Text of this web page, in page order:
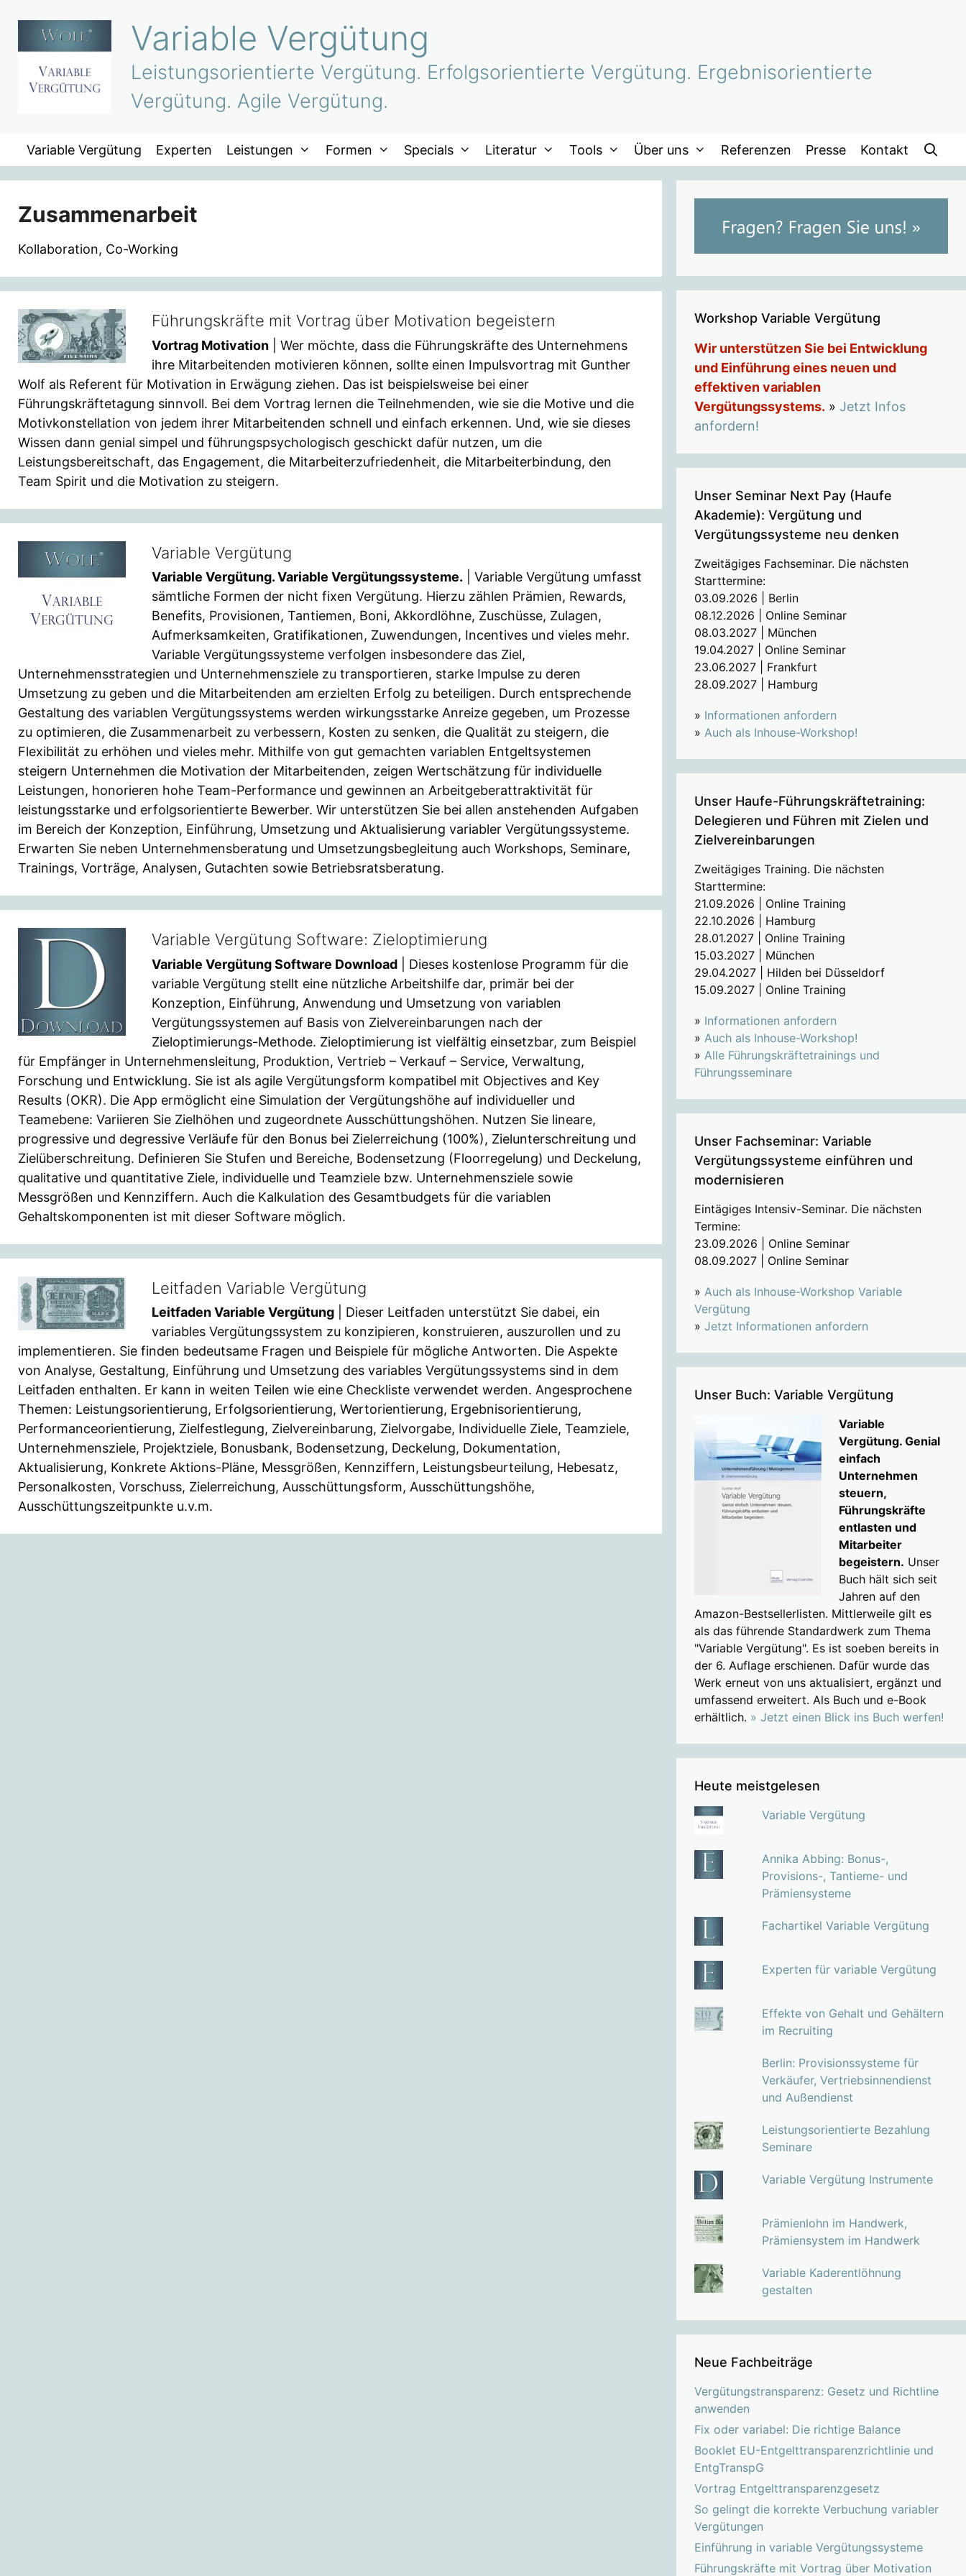
springen
Variable Vergütung
Leistungsorientierte Vergütung. Erfolgsorientierte Vergütung. Ergebnisorientierte
Vergütung. Agile Vergütung.
Variable Vergütung Experten Leistungen Formen Specials Literatur Tools Über uns Referenzen Presse Kontakt
Zusammenarbeit
Kollaboration, Co-Working
Führungskräfte mit Vortrag über Motivation begeistern
Vortrag Motivation | Wer möchte, dass die Führungskräfte des Unternehmens
ihre Mitarbeitenden motivieren können, sollte einen Impulsvortrag mit Gunther
Wolf als Referent für Motivation in Erwägung ziehen. Das ist beispielsweise bei einer
Führungskräftetagung sinnvoll. Bei dem Vortrag lernen die Teilnehmenden, wie sie die Motive und die
Motivkonstellation von jedem ihrer Mitarbeitenden schnell und einfach erkennen. Und, wie sie dieses
Wissen dann genial simpel und führungspsychologisch geschickt dafür nutzen, um die
Leistungsbereitschaft, das Engagement, die Mitarbeiterzufriedenheit, die Mitarbeiterbindung, den
Team Spirit und die Motivation zu steigern.
Variable Vergütung
Variable Vergütung. Variable Vergütungssysteme. | Variable Vergütung umfasst
sämtliche Formen der nicht fixen Vergütung. Hierzu zählen Prämien, Rewards,
Benefits, Provisionen, Tantiemen, Boni, Akkordlöhne, Zuschüsse, Zulagen,
Aufmerksamkeiten, Gratifikationen, Zuwendungen, Incentives und vieles mehr.
Variable Vergütungssysteme verfolgen insbesondere das Ziel,
Unternehmensstrategien und Unternehmensziele zu transportieren, starke Impulse zu deren
Umsetzung zu geben und die Mitarbeitenden am erzielten Erfolg zu beteiligen. Durch entsprechende
Gestaltung des variablen Vergütungssystems werden wirkungsstarke Anreize gegeben, um Prozesse
zu optimieren, die Zusammenarbeit zu verbessern, Kosten zu senken, die Qualität zu steigern, die
Flexibilität zu erhöhen und vieles mehr. Mithilfe von gut gemachten variablen Entgeltsystemen
steigern Unternehmen die Motivation der Mitarbeitenden, zeigen Wertschätzung für individuelle
Leistungen, honorieren hohe Team-Performance und gewinnen an Arbeitgeberattraktivität für
leistungsstarke und erfolgsorientierte Bewerber. Wir unterstützen Sie bei allen anstehenden Aufgaben
im Bereich der Konzeption, Einführung, Umsetzung und Aktualisierung variabler Vergütungssysteme.
Erwarten Sie neben Unternehmensberatung und Umsetzungsbegleitung auch Workshops, Seminare,
Trainings, Vorträge, Analysen, Gutachten sowie Betriebsratsberatung.
Variable Vergütung Software: Zieloptimierung
Variable Vergütung Software Download | Dieses kostenlose Programm für die
variable Vergütung stellt eine nützliche Arbeitshilfe dar, primär bei der
Konzeption, Einführung, Anwendung und Umsetzung von variablen
Vergütungssystemen auf Basis von Zielvereinbarungen nach der
Zieloptimierungs-Methode. Zieloptimierung ist vielfältig einsetzbar, zum Beispiel
für Empfänger in Unternehmensleitung, Produktion, Vertrieb – Verkauf – Service, Verwaltung,
Forschung und Entwicklung. Sie ist als agile Vergütungsform kompatibel mit Objectives and Key
Results (OKR). Die App ermöglicht eine Simulation der Vergütungshöhe auf individueller und
Teamebene: Variieren Sie Zielhöhen und zugeordnete Ausschüttungshöhen. Nutzen Sie lineare,
progressive und degressive Verläufe für den Bonus bei Zielerreichung (100%), Zielunterschreitung und
Zielüberschreitung. Definieren Sie Stufen und Bereiche, Bodensetzung (Floorregelung) und Deckelung,
qualitative und quantitative Ziele, individuelle und Teamziele bzw. Unternehmensziele sowie
Messgrößen und Kennziffern. Auch die Kalkulation des Gesamtbudgets für die variablen
Gehaltskomponenten ist mit dieser Software möglich.
Leitfaden Variable Vergütung
Leitfaden Variable Vergütung | Dieser Leitfaden unterstützt Sie dabei, ein
variables Vergütungssystem zu konzipieren, konstruieren, auszurollen und zu
implementieren. Sie finden bedeutsame Fragen und Beispiele für mögliche Antworten. Die Aspekte
von Analyse, Gestaltung, Einführung und Umsetzung des variables Vergütungssystems sind in dem
Leitfaden enthalten. Er kann in weiten Teilen wie eine Checkliste verwendet werden. Angesprochene
Themen: Leistungsorientierung, Erfolgsorientierung, Wertorientierung, Ergebnisorientierung,
Performanceorientierung, Zielfestlegung, Zielvereinbarung, Zielvorgabe, Individuelle Ziele, Teamziele,
Unternehmensziele, Projektziele, Bonusbank, Bodensetzung, Deckelung, Dokumentation,
Aktualisierung, Konkrete Aktions-Pläne, Messgrößen, Kennziffern, Leistungsbeurteilung, Hebesatz,
Personalkosten, Vorschuss, Zielerreichung, Ausschüttungsform, Ausschüttungshöhe,
Ausschüttungszeitpunkte u.v.m.
Workshop Variable Vergütung
Wir unterstützen Sie bei Entwicklung
und Einführung eines neuen und
effektiven variablen
Vergütungssystems. » Jetzt Infos
anfordern!
Unser Seminar Next Pay (Haufe
Akademie): Vergütung und
Vergütungssysteme neu denken
Zweitägiges Fachseminar. Die nächsten
Starttermine:
03.09.2026 | Berlin
08.12.2026 | Online Seminar
08.03.2027 | München
19.04.2027 | Online Seminar
23.06.2027 | Frankfurt
28.09.2027 | Hamburg
» Informationen anfordern
» Auch als Inhouse-Workshop!
Unser Haufe-Führungskräftetraining:
Delegieren und Führen mit Zielen und
Zielvereinbarungen
Zweitägiges Training. Die nächsten
Starttermine:
21.09.2026 | Online Training
22.10.2026 | Hamburg
28.01.2027 | Online Training
15.03.2027 | München
29.04.2027 | Hilden bei Düsseldorf
15.09.2027 | Online Training
» Informationen anfordern
» Auch als Inhouse-Workshop!
» Alle Führungskräftetrainings und
Führungsseminare
Unser Fachseminar: Variable
Vergütungssysteme einführen und
modernisieren
Eintägiges Intensiv-Seminar. Die nächsten
Termine:
23.09.2026 | Online Seminar
08.09.2027 | Online Seminar
» Auch als Inhouse-Workshop Variable
Vergütung
» Jetzt Informationen anfordern
Unser Buch: Variable Vergütung
Variable
Vergütung. Genial
einfach
Unternehmen
steuern,
Führungskräfte
entlasten und
Mitarbeiter
begeistern. Unser
Buch hält sich seit
Jahren auf den
Amazon-Bestsellerlisten. Mittlerweile gilt es
als das führende Standardwerk zum Thema
"Variable Vergütung". Es ist soeben bereits in
der 6. Auflage erschienen. Dafür wurde das
Werk erneut von uns aktualisiert, ergänzt und
umfassend erweitert. Als Buch und e-Book
erhältlich. » Jetzt einen Blick ins Buch werfen!
Heute meistgelesen
Variable Vergütung
Annika Abbing: Bonus-,
Provisions-, Tantieme- und
Prämiensysteme
Fachartikel Variable Vergütung
Experten für variable Vergütung
Effekte von Gehalt und Gehältern
im Recruiting
Berlin: Provisionssysteme für
Verkäufer, Vertriebsinnendienst
und Außendienst
Leistungsorientierte Bezahlung
Seminare
Variable Vergütung Instrumente
Prämienlohn im Handwerk,
Prämiensystem im Handwerk
Variable Kaderentlöhnung
gestalten
Neue Fachbeiträge
Vergütungstransparenz: Gesetz und Richtline
anwenden
Fix oder variabel: Die richtige Balance
Booklet EU-Entgelttransparenzrichtlinie und
EntgTranspG
Vortrag Entgelttransparenzgesetz
So gelingt die korrekte Verbuchung variabler
Vergütungen
Einführung in variable Vergütungssysteme
Führungskräfte mit Vortrag über Motivation